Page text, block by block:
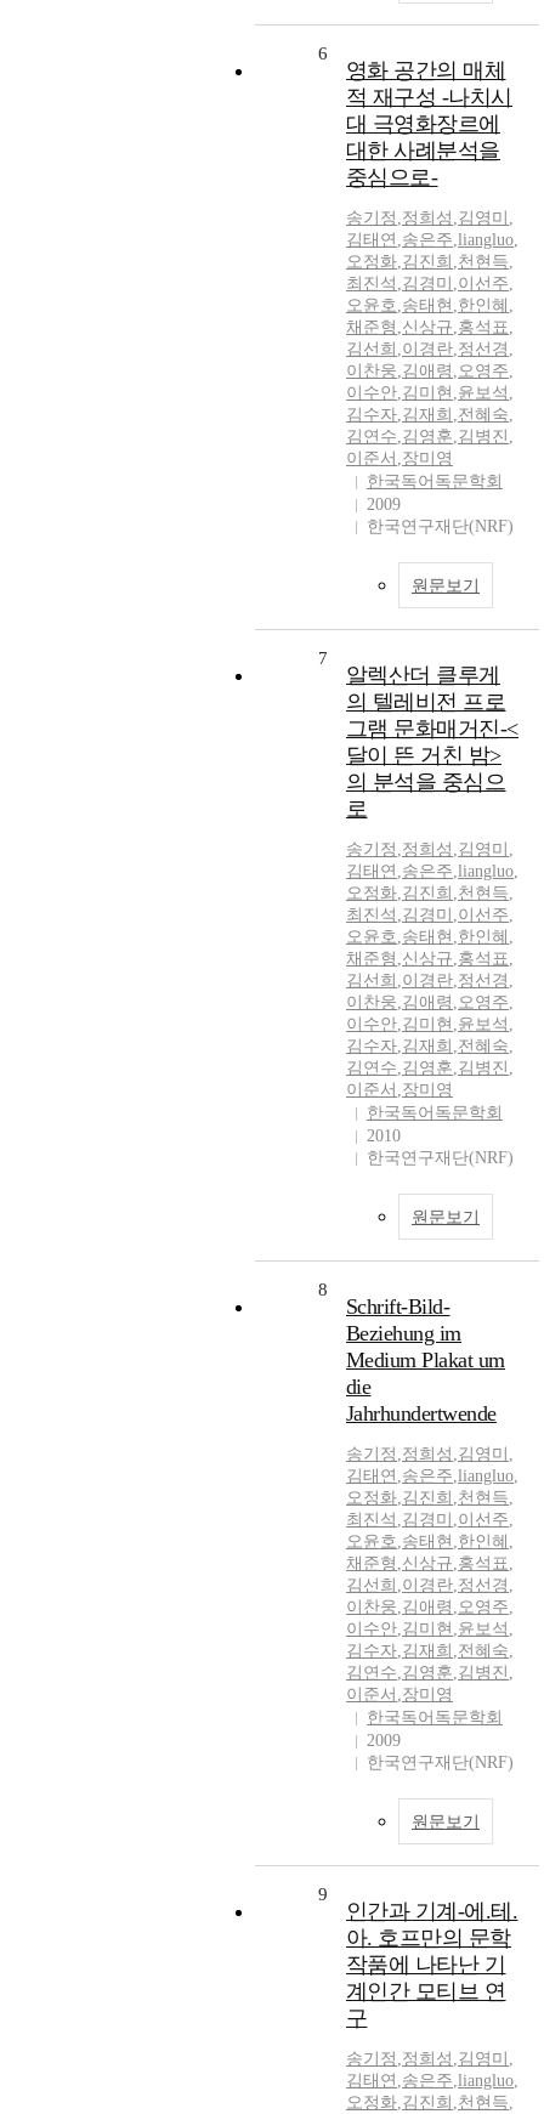
6
영화 공간의 매체
적 재구성 -나치시
대 극영화장르에
대한 사례분석을
중심으로-
송기정 ,정희성 ,김영미 ,
김태연 ,송은주,liangluo,
오정화,김진희 ,천현득,
최진석 ,김경미 ,이선주,
오윤호,송태현 ,한인혜 ,
채준형 ,신상규,홍석표,
김선희 ,이경란,정선경 ,
이찬웅,김애령 ,오영주,
이수안,김미현 ,윤보석 ,
김수자,김재희 ,전혜숙,
김연수,김영훈,김병진 ,
이준서 ,장미영
한국독어독문학회
2009
한국연구재단(NRF)
원문보기
7
알렉산더 클루게
의 텔레비전 프로
그램 문화매거진-<
달이 뜬 거친 밤>
의 분석을 중심으
로
송기정 ,정희성 ,김영미 ,
김태연 ,송은주,liangluo,
오정화,김진희 ,천현득,
최진석 ,김경미 ,이선주,
오윤호,송태현 ,한인혜 ,
채준형 ,신상규,홍석표,
김선희 ,이경란,정선경 ,
이찬웅,김애령 ,오영주,
이수안,김미현 ,윤보석 ,
김수자,김재희 ,전혜숙,
김연수,김영훈,김병진 ,
이준서 ,장미영
한국독어독문학회
2010
한국연구재단(NRF)
원문보기
8
Schrift-Bild-
Beziehung im
Medium Plakat um
die
Jahrhundertwende
송기정 ,정희성 ,김영미 ,
김태연 ,송은주,liangluo,
오정화,김진희 ,천현득,
최진석 ,김경미 ,이선주,
오윤호,송태현 ,한인혜 ,
채준형 ,신상규,홍석표,
김선희 ,이경란,정선경 ,
이찬웅,김애령 ,오영주,
이수안,김미현 ,윤보석 ,
김수자,김재희 ,전혜숙,
김연수,김영훈,김병진 ,
이준서 ,장미영
한국독어독문학회
2009
한국연구재단(NRF)
원문보기
9
인간과 기계-에.테.
아. 호프만의 문학
작품에 나타난 기
계인간 모티브 연
구
송기정 ,정희성 ,김영미 ,
김태연 ,송은주,liangluo,
오정화,김진희 ,천현득,